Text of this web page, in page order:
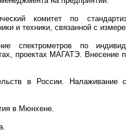
комитет по
и техники, связанной с
спектрометров по
проектах МАГАТЭ. Внесение
в России.
в Мюнхене.